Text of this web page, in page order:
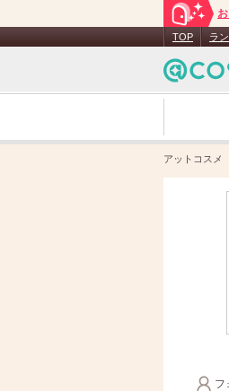
TOP ラ
アットコスメ
フ